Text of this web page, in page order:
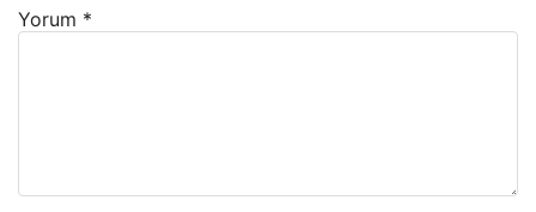
Yorum *